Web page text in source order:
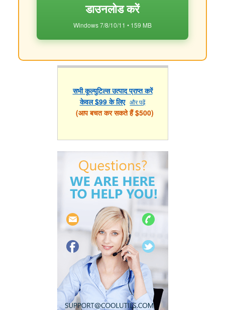
डाउनलोड करें
Windows 7/8/10/11 • 159 MB
सभी कूल्युटिल्स उत्पाद प्राप्त करें
केवल $99 के लिए और पढ़ें
(आप बचत कर सकते हैं $500)